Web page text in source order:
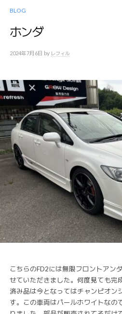
キ
ッ
BLOG
ホンダ
2024年7月6日 by レフィル
こちらのFD2には無限フロントアン
せていただきました。何度見ても完
済み品は今となってはチャンピオン
す。この車両はパールホワイトなの